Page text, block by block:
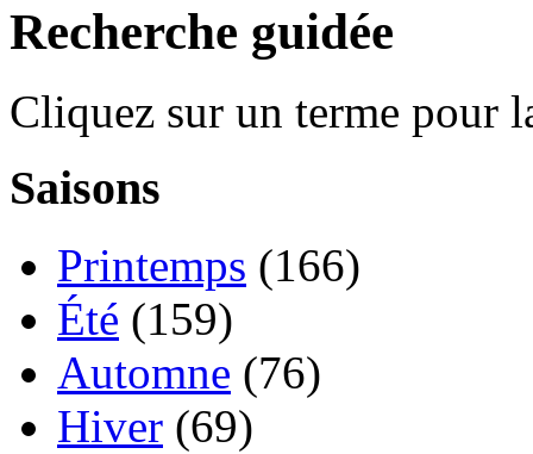
Recherche guidée
Cliquez sur un terme pour
Saisons
Printemps (166)
Été (159)
Automne (76)
Hiver (69)